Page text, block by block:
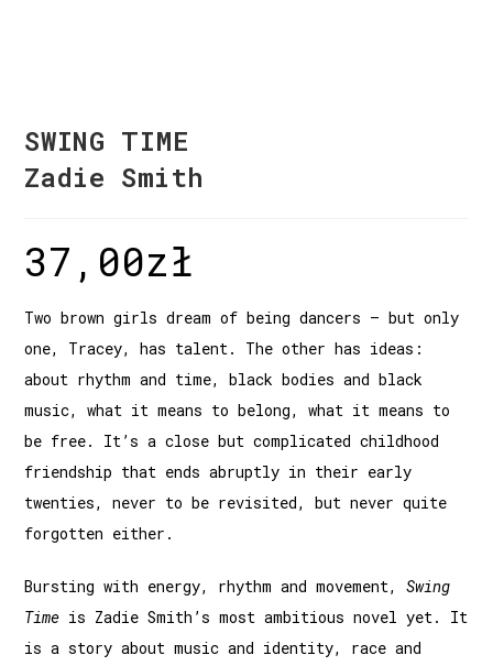
SWING TIME
Zadie Smith
37,00zł
Two brown girls dream of being dancers – but only
one, Tracey, has talent. The other has ideas:
about rhythm and time, black bodies and black
music, what it means to belong, what it means to
be free. It’s a close but complicated childhood
friendship that ends abruptly in their early
twenties, never to be revisited, but never quite
forgotten either.
Bursting with energy, rhythm and movement,Swing
Time is Zadie Smith’s most ambitious novel yet. It
is a story about music and identity, race and